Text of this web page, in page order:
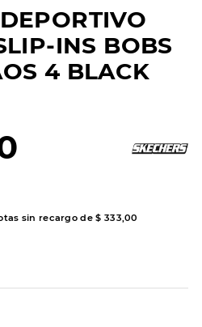
INS BOBS
4 BLACK
sin recargo de$ 333 ,00
3.
skechers slip-ins
4.
championes